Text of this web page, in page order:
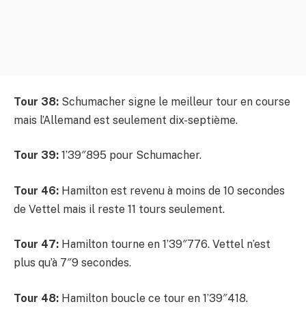
Tour 38: Schumacher signe le meilleur tour en course
mais l’Allemand est seulement dix-septième.
Tour 39: 1’39″895 pour Schumacher.
Tour 46: Hamilton est revenu à moins de 10 secondes
de Vettel mais il reste 11 tours seulement.
Tour 47: Hamilton tourne en 1’39″776. Vettel n’est
plus qu’à 7″9 secondes.
Tour 48: Hamilton boucle ce tour en 1’39″418.